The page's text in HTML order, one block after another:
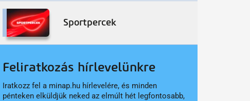
Sportpercek
Feliratkozás hírlevelünkre
Iratkozz fel a minap.hu hírlevelére, és minden
pénteken elküldjük neked az elmúlt hét legfontosabb,